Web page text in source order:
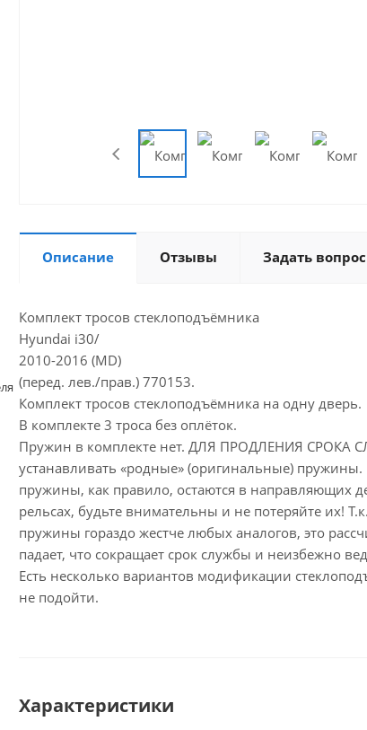
Описание Отзывы Задать вопрос
Комплект тросов стеклоподъёмника
Hyundai i30/
2010-2016 (MD)
(перед. лев./прав.) 770153.
Комплект тросов стеклоподъёмника на одну дверь.
В комплекте 3 троса без оплёток.
Пружин в комплекте нет. ДЛЯ ПРОДЛЕНИЯ СРОКА
устанавливать «родные» (оригинальные)
пружины, как правило, остаются в направляющих
рельсах, будьте внимательны и не потеряйте их!
пружины гораздо жестче любых аналогов, это
падает, что сокращает срок службы и неизбежно
Есть несколько вариантов модификации
не подойти.
Характеристики